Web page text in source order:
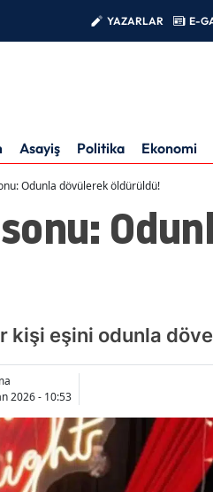
YAZARLAR E-
Asayiş Politika Ekonomi
Odunla dövülerek öldürüldü!
sonu:
kişi eşini odunla
2026 - 10:53